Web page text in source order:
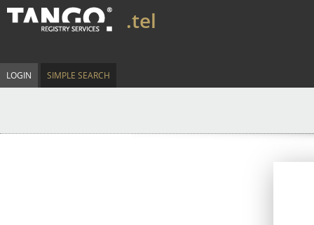
.tel
LOGIN SIMPLE SEARCH